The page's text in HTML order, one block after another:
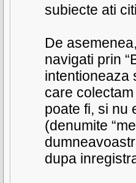
subiecte ati
De
navigati prin
intentioneaza
care
poate fi, si nu
(denumite
dupa